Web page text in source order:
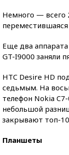
Немного — всего
Еще два аппарата
GT-I9000 заняли
HTC Desire HD
седьмым. На
телефон Nokia
небольшой
закрывают топ-
Планшеты